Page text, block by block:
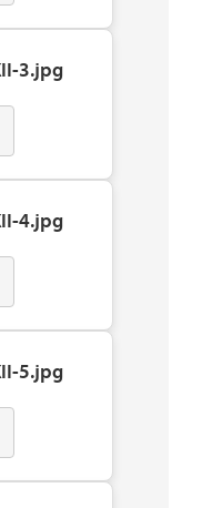
3.jpg
4.jpg
5.jpg